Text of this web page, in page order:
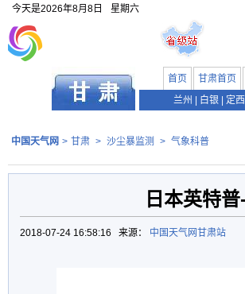
今天是2026年8月8日 星期六
首页 甘肃首页
兰州
白银 定西
中国天气网 > 甘肃 > 沙尘暴监测 > 气象科普
日本英特
2018-07-24 16:58:16 来源： 中国天气网甘肃站